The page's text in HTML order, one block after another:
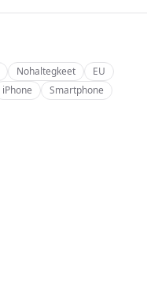
Nohaltegkeet
EU
iPhone Smartphone